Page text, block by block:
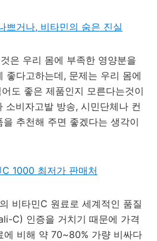
쁘거나, 비타민의 숨은 진실
은 우리 몸에 부족한 영양분을
좋다고하는데, 문제는 우리 몸에
도 좋은 제품인지 모른다는것이
소비자고발 방송, 시민단체나 컨
추천해 주면 좋겠다는 생각이
1000 최저가 판매처
비타민C 원료로 세계적인 품질
C) 인증을 거치기 때문에 가격
에 비해 약 70~80% 가량 비싸다